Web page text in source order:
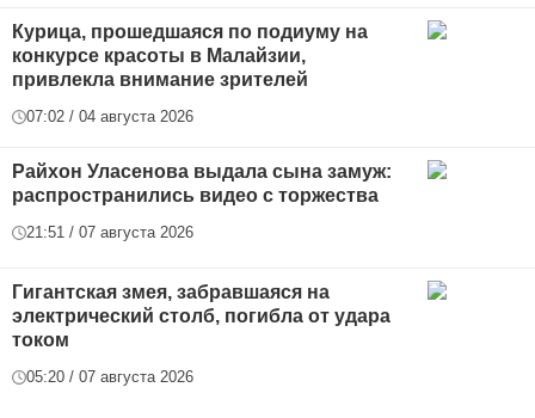
Курица, прошедшаяся по подиуму на
конкурсе красоты в Малайзии,
привлекла внимание зрителей
07:02 / 04 августа 2026
Райхон Уласенова выдала сына замуж:
распространились видео с торжества
21:51 / 07 августа 2026
Гигантская змея, забравшаяся на
электрический столб, погибла от удара
током
05:20 / 07 августа 2026